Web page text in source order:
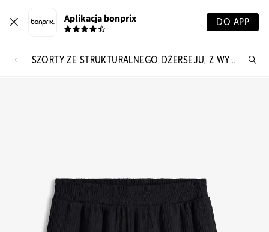
Aplikacja bonprix DO APP
SZORTY ZE STRUKTURALNEGO DŻERSEJU, Z WYSOKIM STANEM